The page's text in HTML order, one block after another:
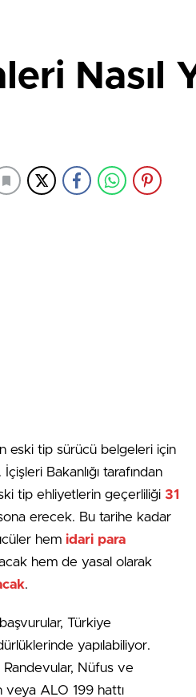
Nasıl
eski tip sürücü belgeleri için
Bakanlığı tarafından
tip ehliyetlerin geçerliliği 31
erecek. Bu tarihe kadar
hem idari para
hem de yasal olarak
.
Türkiye
yapılabiliyor.
Nüfus ve
veya ALO 199 hattı